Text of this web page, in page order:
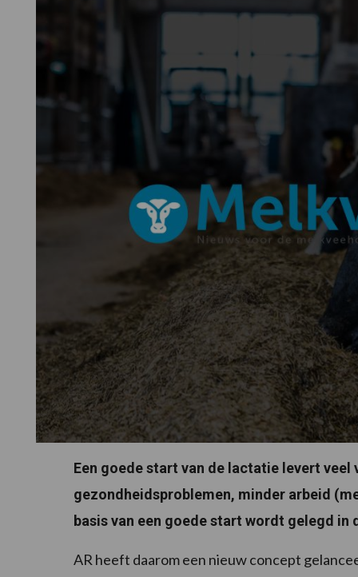
Een goede start van de lactatie levert
gezondheidsproblemen, minder arbeid
basis van een goede start wordt gelegd in
AR heeft daarom een nieuw concept